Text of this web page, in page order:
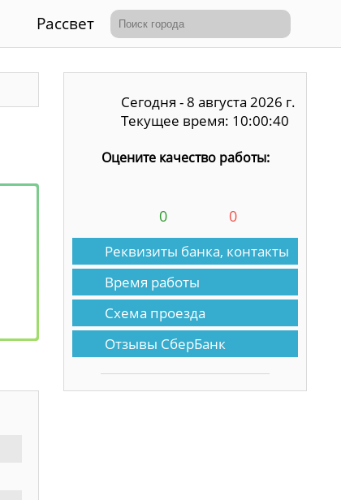
Рассвет
Сегодня - 8 августа 2026 г.
Текущее время: 10:00:40
Оцените качество работы:
0 0
Реквизиты банка, контакты
Время работы
Схема проезда
Отзывы СберБанк